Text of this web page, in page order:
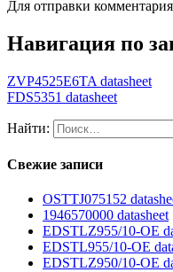
Для отправки
Навигация по
ZVP4525E6TA datasheet
FDS5351 datasheet
Найти:
Свежие записи
OSTTJ075152
1946570000 datasheet
EDSTLZ955/10-OE
EDSTL955/10-OE
EDSTLZ950/10-OE